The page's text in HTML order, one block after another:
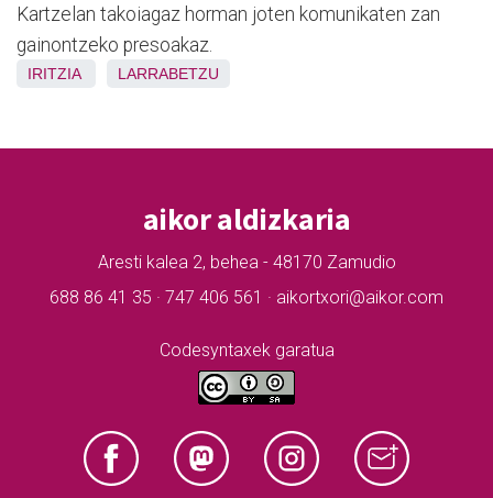
Kartzelan takoiagaz horman joten komunikaten zan
gainontzeko presoakaz.
IRITZIA LARRABETZU
aikor aldizkaria
Aresti kalea 2, behea - 48170 Zamudio
688 86 41 35 · 747 406 561 · aikortxori@aikor.com
Codesyntaxek garatua